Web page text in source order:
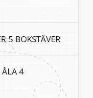
5 BOKSTÄVER
ÅLA 4